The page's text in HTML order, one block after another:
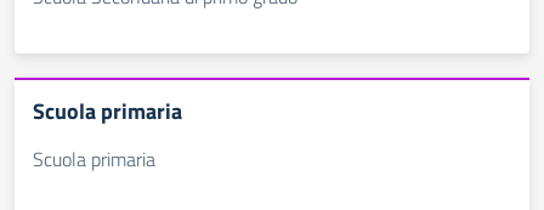
Scuola primaria
Scuola primaria